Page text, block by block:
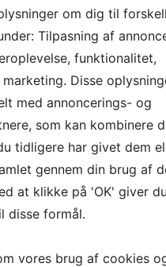
om dig til
Tilpasning af
funktionalitet,
Disse
med annoncerings- og
som kan kombinere
tidligere har givet dem
gennem din brug af
at klikke på 'OK' giver du
disse formål.
vores brug af cookies